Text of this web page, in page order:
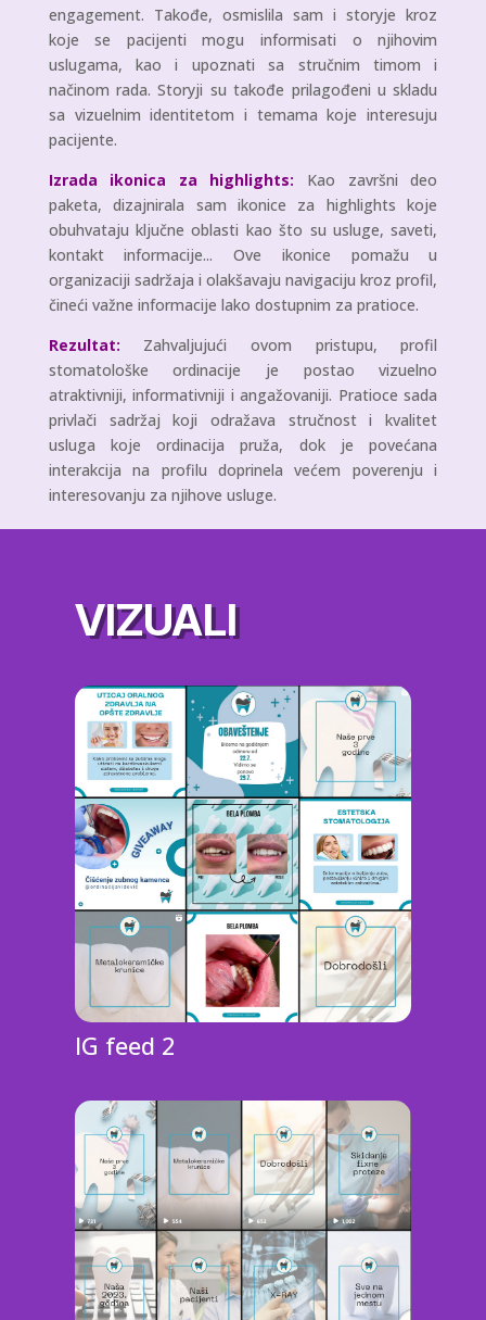
engagement. Takođe, osmislila sam i storyje kroz
koje se pacijenti mogu informisati o njihovim
uslugama, kao i upoznati sa stručnim timom i
načinom rada. Storyji su takođe prilagođeni u skladu
sa vizuelnim identitetom i temama koje interesuju
pacijente.
Izrada ikonica za highlights: Kao završni deo
paketa, dizajnirala sam ikonice za highlights koje
obuhvataju ključne oblasti kao što su usluge, saveti,
kontakt informacije... Ove ikonice pomažu u
organizaciji sadržaja i olakšavaju navigaciju kroz profil,
čineći važne informacije lako dostupnim za pratioce.
Rezultat: Zahvaljujući ovom pristupu, profil
stomatološke ordinacije je postao vizuelno
atraktivniji, informativniji i angažovaniji. Pratioce sada
privlači sadržaj koji odražava stručnost i kvalitet
usluga koje ordinacija pruža, dok je povećana
interakcija na profilu doprinela većem poverenju i
interesovanju za njihove usluge.
VIZUALI
IG feed 2